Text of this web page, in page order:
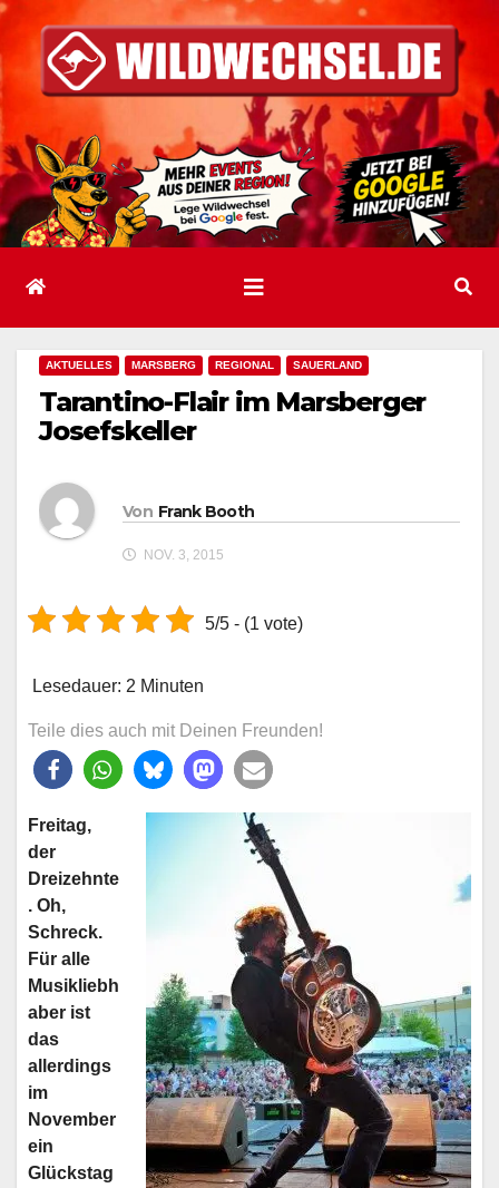
Inhalt
springen
AKTUELLES MARSBERG REGIONAL SAUERLAND
Tarantino-Flair im Marsberger
Josefskeller
Von Frank Booth
NOV. 3, 2015
5/5 - (1 vote)
Lesedauer: 2 Minuten
Teile dies auch mit Deinen Freunden!
Freitag,
der
Dreizehnte
. Oh,
Schreck.
Für alle
Musikliebh
aber ist
das
allerdings
im
November
ein
Glückstag